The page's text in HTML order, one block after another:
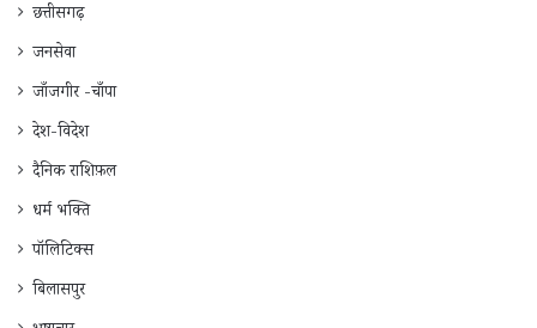
छत्तीसगढ़
जनसेवा
जाँजगीर -चाँपा
देश-विदेश
दैनिक राशिफ़ल
धर्म भक्ति
पॉलिटिक्स
बिलासपुर